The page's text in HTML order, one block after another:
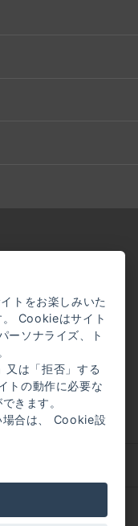
トをお楽しみいた
Cookieはサイト
ーソナライズ、ト
は「拒否」する
トの動作に必要な
きます。
合は、 Cookie設